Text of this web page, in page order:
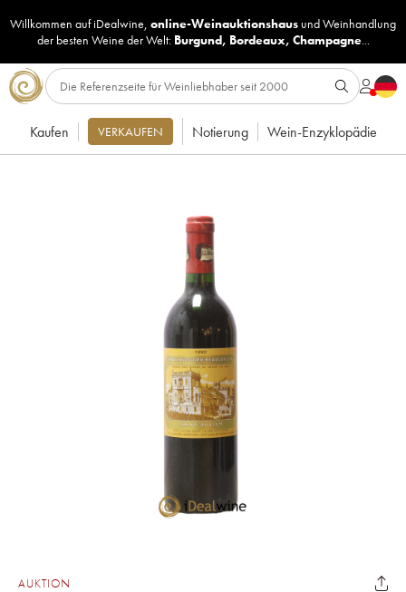
Willkommen auf iDealwine, online-Weinauktionshaus undWeinhandlung
der besten Weine der Welt: Burgund, Bordeaux, Champagne...
Kaufen VERKAUFEN Notierung Wein-Enzyklopädie
AUKTION